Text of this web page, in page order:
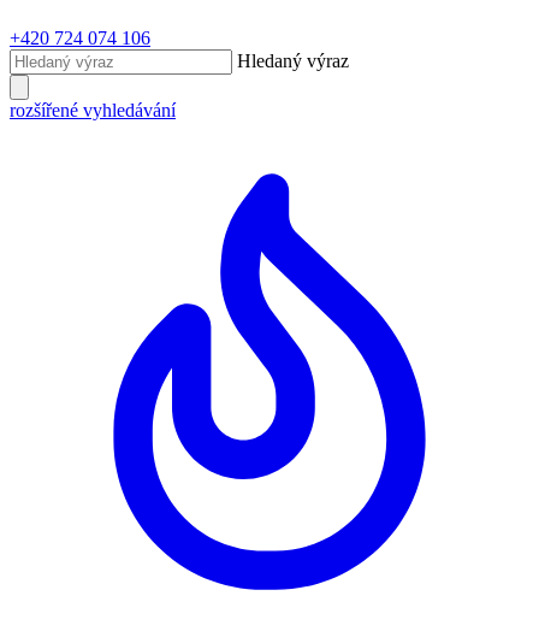
+420 724 074 106
Hledaný výraz
rozšířené vyhledávání